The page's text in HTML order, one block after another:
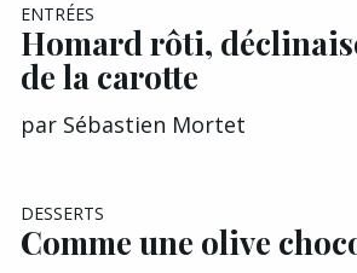
ENTRÉES
Homard rôti,
de la carotte
par Sébastien Mortet
DESSERTS
Comme une olive